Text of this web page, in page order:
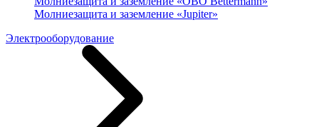
Молниезащита и заземление «Jupiter»
Электрооборудование